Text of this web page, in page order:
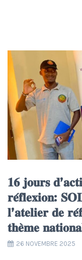
𝟏𝟔 𝐣𝐨𝐮𝐫𝐬
𝐫𝐞́𝐟𝐥𝐞𝐱𝐢𝐨𝐧:
𝐥’𝐚𝐭𝐞𝐥𝐢𝐞𝐫 𝐝𝐞
𝐭𝐡𝐞̀𝐦𝐞
26 NOVEMBRE 2025